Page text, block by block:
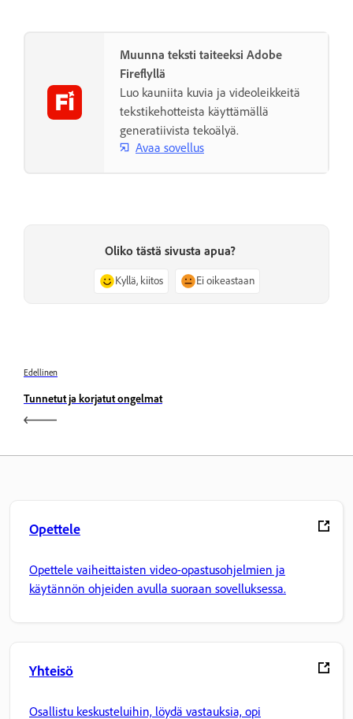
Muunna teksti taiteeksi Adobe
Fireflyllä
Luo kauniita kuvia ja videoleikkeitä
tekstikehotteista käyttämällä
generatiivista tekoälyä.
Avaa sovellus
Oliko tästä sivusta apua?
Kyllä, kiitos Ei oikeastaan
Edellinen
Tunnetut ja korjatut ongelmat
Opettele
Opettele vaiheittaisten video-opastusohjelmien ja
käytännön ohjeiden avulla suoraan sovelluksessa.
Yhteisö
Osallistu keskusteluihin, löydä vastauksia, opi